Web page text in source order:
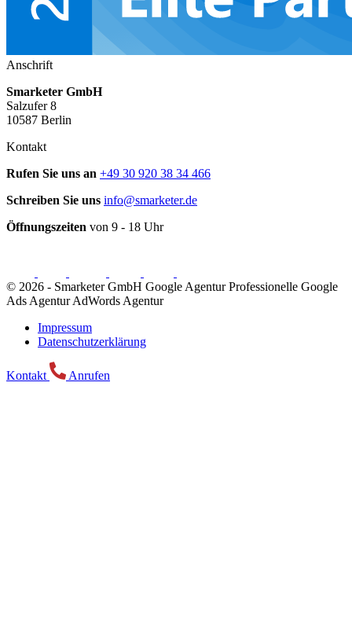
Anschrift
Smarketer GmbH
Salzufer 8
10587 Berlin
Kontakt
Rufen Sie uns an +49 30 920 38 34 466
Schreiben Sie uns info@smarketer.de
Öffnungszeiten von 9 - 18 Uhr
© 2026 - Smarketer GmbH Google Agentur Professionelle Google
Ads Agentur AdWords Agentur
Impressum
Datenschutzerklärung
Kontakt Anrufen